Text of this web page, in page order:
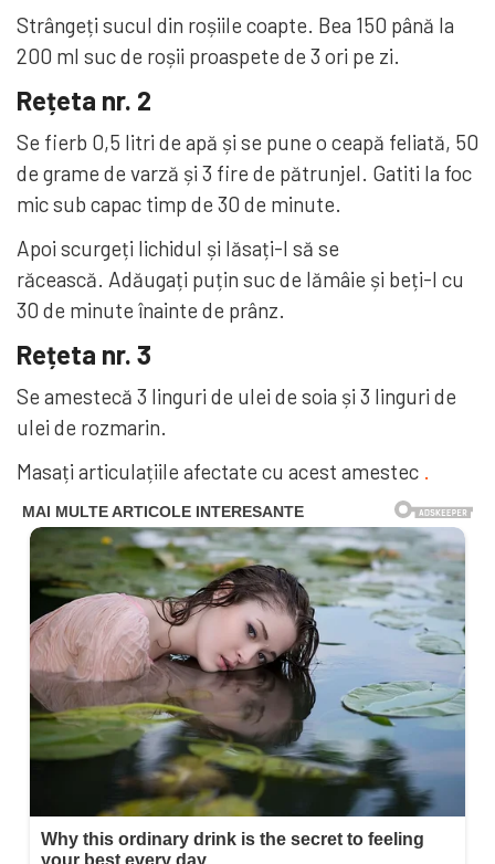
Strângeți sucul din roșiile coapte. Bea 150 până la
200 ml suc de roșii proaspete de 3 ori pe zi.
Rețeta nr. 2
Se fierb 0,5 litri de apă și se pune o ceapă feliată, 50
de grame de varză și 3 fire de pătrunjel. Gatiti la foc
mic sub capac timp de 30 de minute.
Apoi scurgeți lichidul și lăsați-l să se
răcească. Adăugați puțin suc de lămâie și beți-l cu
30 de minute înainte de prânz.
Rețeta nr. 3
Se amestecă 3 linguri de ulei de soia și 3 linguri de
ulei de rozmarin.
Masați articulațiile afectate cu acest amestec